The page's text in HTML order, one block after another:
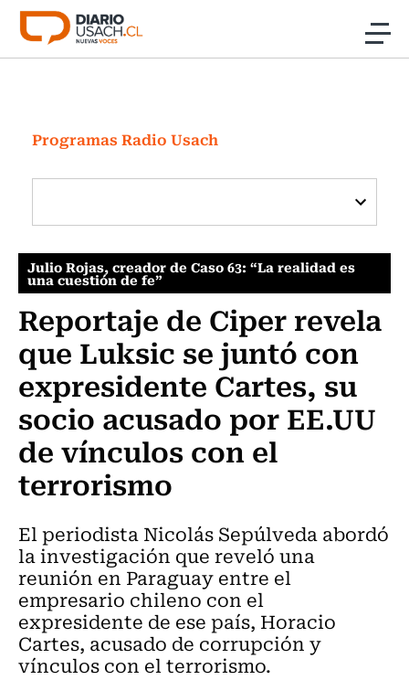
Click acá para ir directamente al contenido
Investigación
Cultura
Programas Radio y TV Usach
Programas Radio Usach
Julio Rojas, creador de Caso 63: “La realidad es
una cuestión de fe”
Reportaje de Ciper revela
que Luksic se juntó con
expresidente Cartes, su
socio acusado por EE.UU
de vínculos con el
terrorismo
El periodista Nicolás Sepúlveda abordó
la investigación que reveló una
reunión en Paraguay entre el
empresario chileno con el
expresidente de ese país, Horacio
Cartes, acusado de corrupción y
vínculos con el terrorismo.